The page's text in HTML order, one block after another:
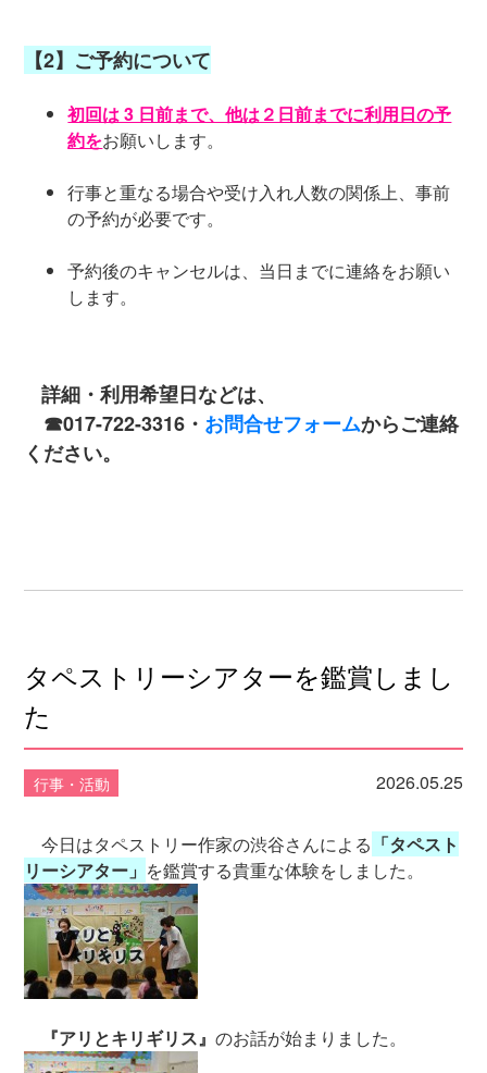
【2】ご予約について
初回は 3 日前まで、他は２日前までに利用日の予
約をお願いします。
行事と重なる場合や受け入れ人数の関係上、事前
の予約が必要です。
予約後のキャンセルは、当日までに連絡をお願い
します。
詳細・利用希望日などは、
☎017-722-3316・ お問合せフォームからご連絡
ください。
タペストリーシアターを鑑賞しまし
た
行事・活動 2026.05.25
今日はタペストリー作家の渋谷さんによる 「タペスト
リーシアター」 を鑑賞する貴重な体験をしました。
『アリとキリギリス』のお話が始まりました。